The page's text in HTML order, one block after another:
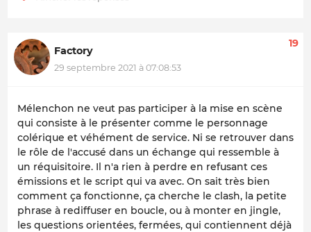
Factory
29 septembre 2021 à 07:08:53
19
Mélenchon ne veut pas participer à la mise en scène
qui consiste à le présenter comme le personnage
colérique et véhément de service. Ni se retrouver dans
le rôle de l'accusé dans un échange qui ressemble à
un réquisitoire. Il n'a rien à perdre en refusant ces
émissions et le script qui va avec. On sait très bien
comment ça fonctionne, ça cherche le clash, la petite
phrase à rediffuser en boucle, ou à monter en jingle,
les questions orientées, fermées, qui contiennent déjà